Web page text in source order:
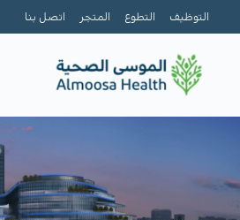
التوظيف التطوع المتجر اتصل بنا